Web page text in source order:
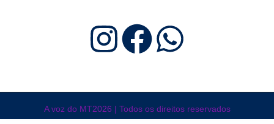
A voz do MT2026 | Todos os direitos reservados